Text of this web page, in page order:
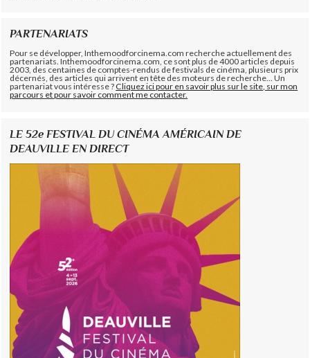
PARTENARIATS
Pour se développer, Inthemoodforcinema.com recherche actuellement des
partenariats. Inthemoodforcinema.com, ce sont plus de 4000 articles depuis
2003, des centaines de comptes-rendus de festivals de cinéma, plusieurs prix
décernés, des articles qui arrivent en tête des moteurs de recherche... Un
partenariat vous intéresse ?Cliquez ici pour en savoir plus sur le site, sur mon
parcours et pour savoir comment me contacter.
LE 52e FESTIVAL DU CINÉMA AMÉRICAIN DE
DEAUVILLE EN DIRECT